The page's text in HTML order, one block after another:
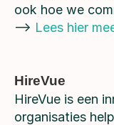
ook hoe we
--> Lees hier
HireVue
HireVue is een
organisaties